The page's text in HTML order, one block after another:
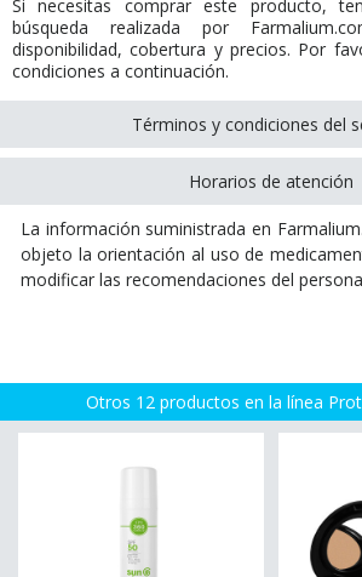
Si necesitas comprar este producto,
búsqueda realizada por
disponibilidad, cobertura y precios. Por
condiciones a continuación.
Términos y condiciones del
Horarios de atención
La información suministrada en
objeto la orientación al uso de
modificar las recomendaciones del
Otros 12 productos en la línea